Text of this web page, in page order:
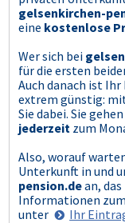
gelsenkirchen-
eine kostenlose
Wer sich bei
für die ersten
Auch danach ist
extrem günstig:
Sie dabei. Sie gehen
jederzeit zum
Also, worauf
Unterkunft in und
pension.dean,
Informationen
unter
Ihr